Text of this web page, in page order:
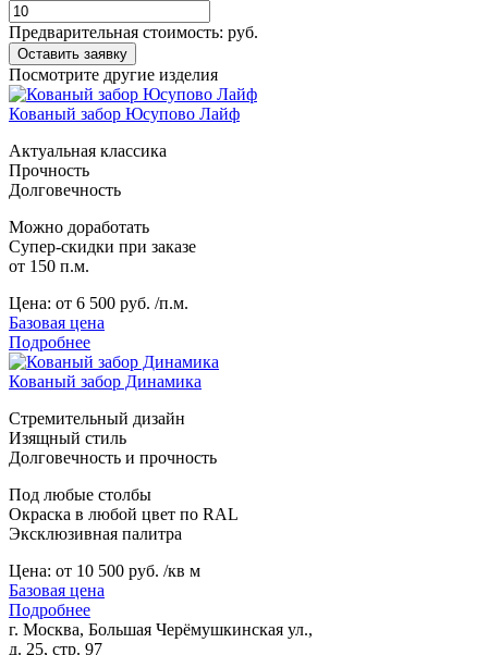
Предварительная стоимость: руб.
Посмотрите другие изделия
Кованый забор Юсупово Лайф
Актуальная классика
Прочность
Долговечность
Можно доработать
Супер-скидки при заказе
от 150 п.м.
Цена: от 6 500 руб. /п.м.
Базовая цена
Подробнее
Кованый забор Динамика
Стремительный дизайн
Изящный стиль
Долговечность и прочность
Под любые столбы
Окраска в любой цвет по RAL
Эксклюзивная палитра
Цена: от 10 500 руб. /кв м
Базовая цена
Подробнее
г. Москва, Большая Черёмушкинская ул.,
д. 25, стр. 97